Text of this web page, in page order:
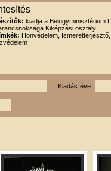
kiadja a Belügyminisztérium
Kiképzési osztály
Honvédelem, Ismeretterjesztő,
Kiadás éve: